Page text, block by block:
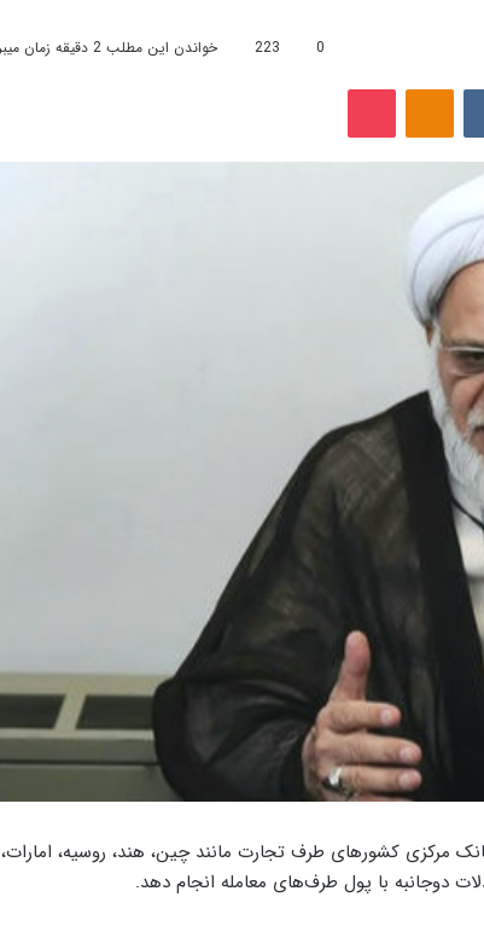
0
223 خواندن این مطلب 2 دقیقه زمان میبرد
مرکزی کشورهای طرف تجارت مانند چین، هند، روسیه، امارات،
دوجانبه با پول طرف‌های معامله انجام دهد.